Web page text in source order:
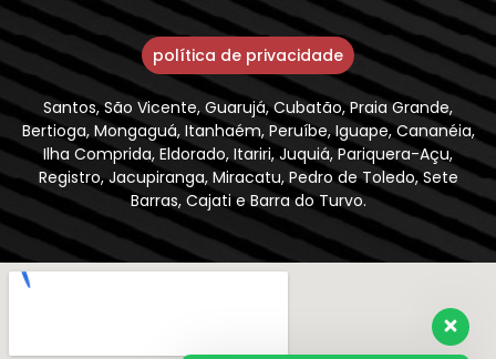
política de privacidade
Santos, São Vicente, Guarujá, Cubatão, Praia Grande,
Bertioga, Mongaguá, Itanhaém, Peruíbe, Iguape, Cananéia,
Ilha Comprida, Eldorado, Itariri, Juquiá, Pariquera-Açu,
Registro, Jacupiranga, Miracatu, Pedro de Toledo, Sete
Barras, Cajati e Barra do Turvo.